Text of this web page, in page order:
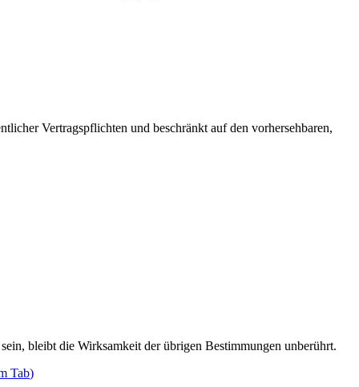
Vertragspflichten und beschränkt auf den vorhersehbaren,
bleibt die Wirksamkeit der übrigen Bestimmungen unberührt.
Tab)